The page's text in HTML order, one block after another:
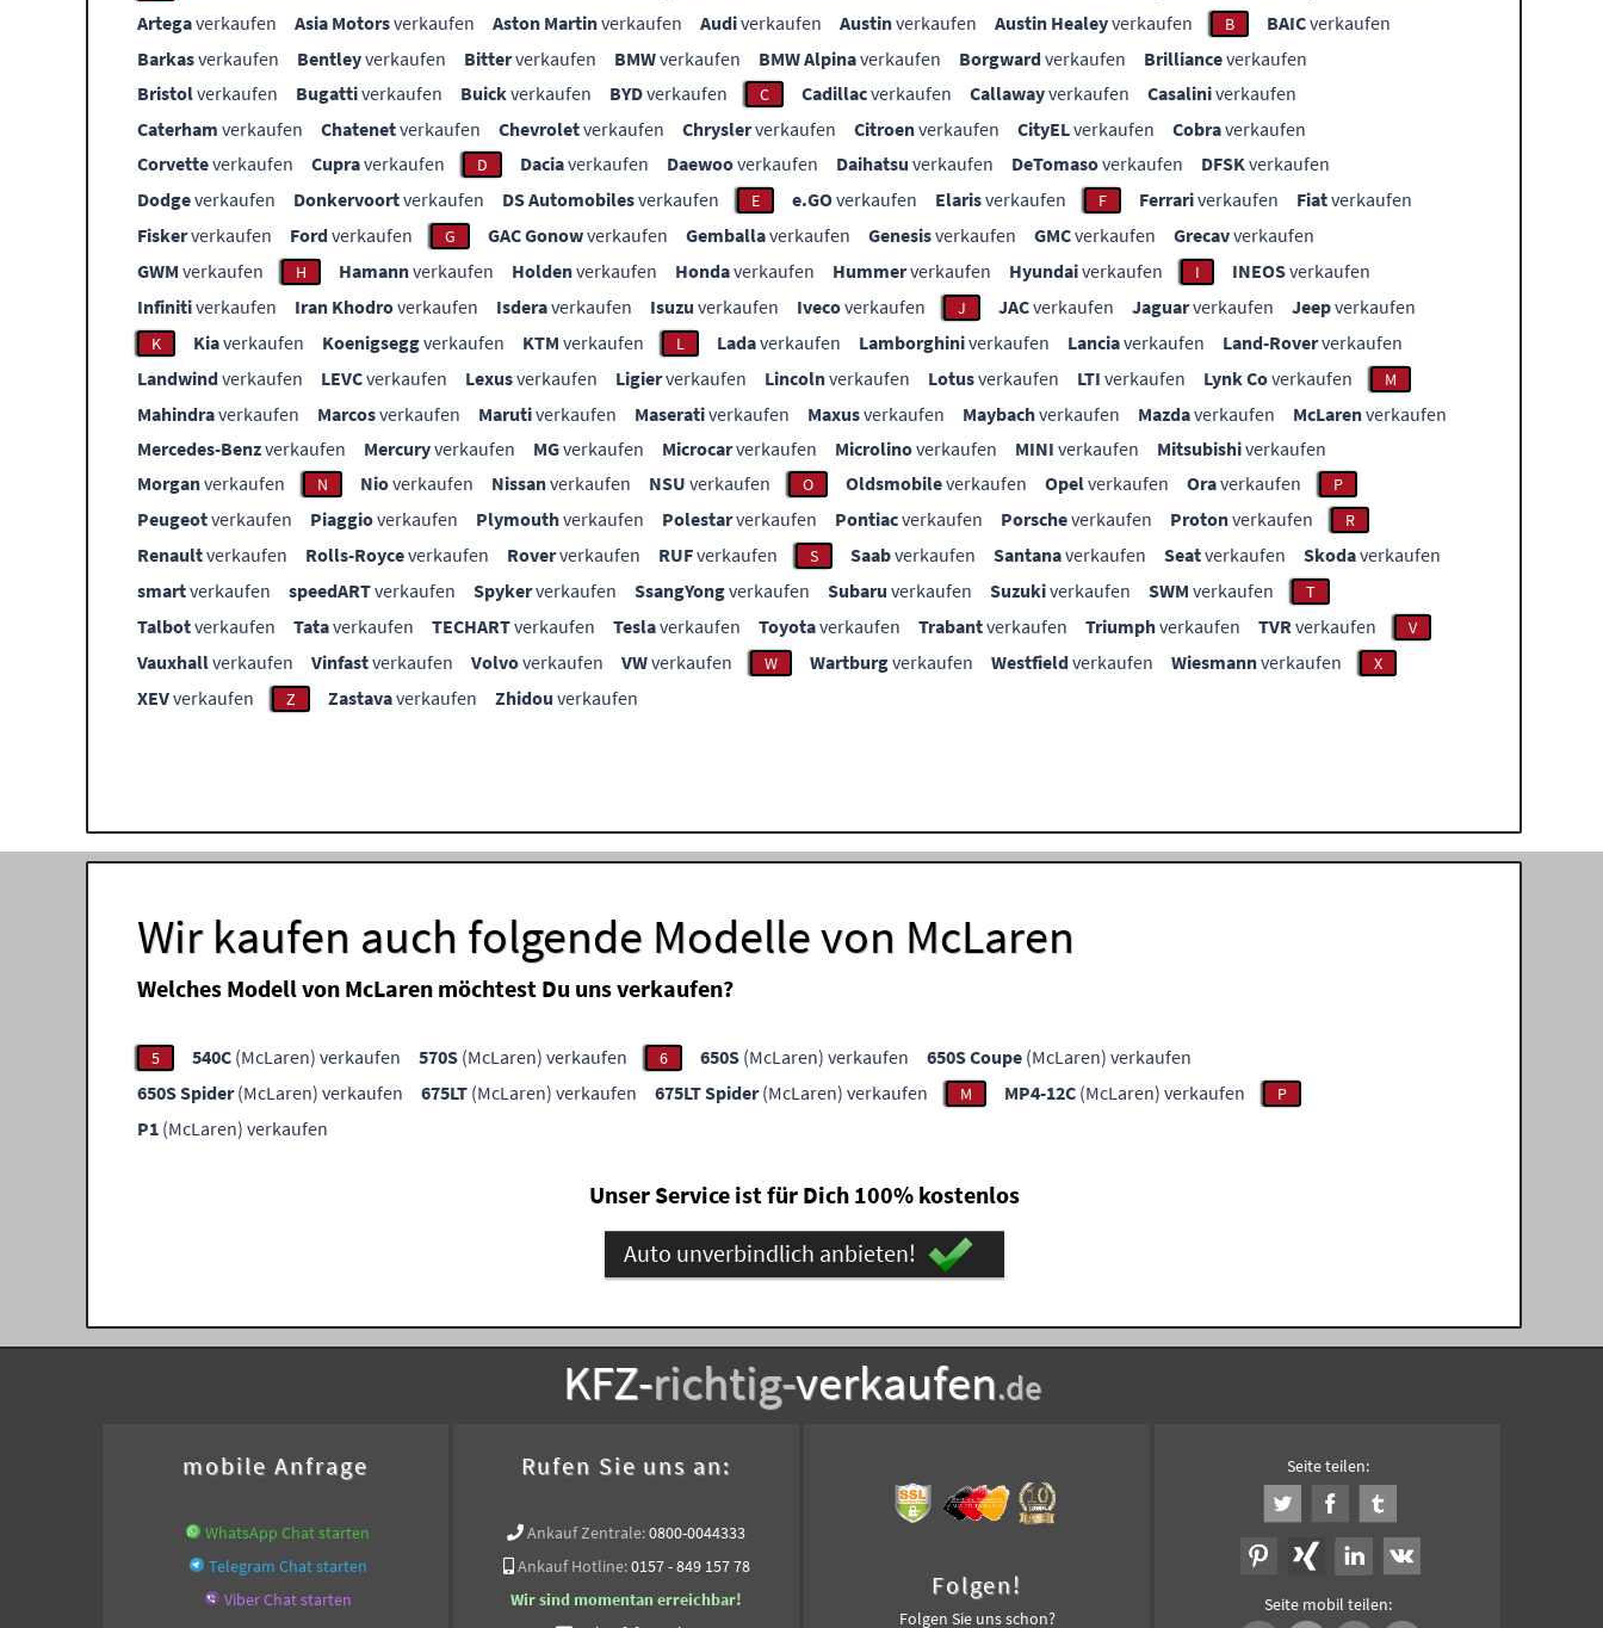
Artegaverkaufen Asia Motorsverkaufen Aston Martinverkaufen Audiverkaufen Austinverkaufen Austin Healeyverkaufen B BAICverkaufen
Barkasverkaufen Bentleyverkaufen Bitterverkaufen BMWverkaufen BMW Alpinaverkaufen Borgwardverkaufen Brillianceverkaufen
Bristolverkaufen Bugattiverkaufen Buickverkaufen BYDverkaufen C Cadillacverkaufen Callawayverkaufen Casaliniverkaufen
Caterham verkaufen Chatenetverkaufen Chevroletverkaufen Chryslerverkaufen Citroenverkaufen CityELverkaufen Cobraverkaufen
Corvetteverkaufen Cupraverkaufen D Daciaverkaufen Daewooverkaufen Daihatsu verkaufen DeTomasoverkaufen DFSKverkaufen
Dodgeverkaufen Donkervoortverkaufen DS Automobilesverkaufen E e.GOverkaufen Elarisverkaufen F Ferrariverkaufen Fiatverkaufen
Fiskerverkaufen Fordverkaufen G GAC Gonowverkaufen Gemballaverkaufen Genesisverkaufen GMCverkaufen Grecavverkaufen
GWM verkaufen H Hamannverkaufen Holdenverkaufen Hondaverkaufen Hummerverkaufen Hyundaiverkaufen I INEOSverkaufen
Infinitiverkaufen Iran Khodroverkaufen Isderaverkaufen Isuzu verkaufen Ivecoverkaufen J JACverkaufen Jaguarverkaufen Jeepverkaufen
K Kiaverkaufen Koenigseggverkaufen KTM verkaufen L Ladaverkaufen Lamborghiniverkaufen Lanciaverkaufen Land-Roververkaufen
Landwindverkaufen LEVCverkaufen Lexusverkaufen Ligierverkaufen Lincolnverkaufen Lotusverkaufen LTI verkaufen Lynk Coverkaufen M
Mahindraverkaufen Marcosverkaufen Marutiverkaufen Maserativerkaufen Maxusverkaufen Maybachverkaufen Mazdaverkaufen McLarenverkaufen
Mercedes-Benzverkaufen Mercuryverkaufen MGverkaufen Microcarverkaufen Microlinoverkaufen MINI verkaufen Mitsubishiverkaufen
Morganverkaufen N Nioverkaufen Nissanverkaufen NSU verkaufen O Oldsmobileverkaufen Opelverkaufen Oraverkaufen P
Peugeotverkaufen Piaggioverkaufen Plymouthverkaufen Polestarverkaufen Pontiacverkaufen Porscheverkaufen Protonverkaufen R
Renaultverkaufen Rolls-Royceverkaufen Roververkaufen RUFverkaufen S Saabverkaufen Santanaverkaufen Seatverkaufen Skodaverkaufen
smartverkaufen speedARTverkaufen Spykerverkaufen SsangYongverkaufen Subaru verkaufen Suzukiverkaufen SWM verkaufen T
Talbotverkaufen Tataverkaufen TECHARTverkaufen Teslaverkaufen Toyotaverkaufen Trabantverkaufen Triumphverkaufen TVRverkaufen V
Vauxhallverkaufen Vinfastverkaufen Volvoverkaufen VWverkaufen W Wartburgverkaufen Westfieldverkaufen Wiesmannverkaufen X
XEVverkaufen Z Zastavaverkaufen Zhidou verkaufen
Wir kaufen auch folgende Modelle von McLaren
Welches Modell von McLaren möchtest Du uns verkaufen?
5 540C (McLaren) verkaufen 570S (McLaren) verkaufen 6 650S (McLaren) verkaufen 650S Coupe (McLaren) verkaufen
650S Spider(McLaren) verkaufen 675LT (McLaren) verkaufen 675LT Spider(McLaren) verkaufen M MP4-12C (McLaren) verkaufen P
P1 (McLaren) verkaufen
Unser Service ist für Dich 100% kostenlos
Auto unverbindlich anbieten!
KFZ-richtig-verkaufen.de
mobile Anfrage
WhatsApp Chat starten
Telegram Chat starten
Viber Chat starten
Rufen Sie uns an:
Ankauf Zentrale:0800-0044333
Ankauf Hotline:0157 - 849 157 78
Wir sind momentan erreichbar!
Folgen!
Folgen Sie uns schon?
Seite teilen:
Seite mobil teilen: